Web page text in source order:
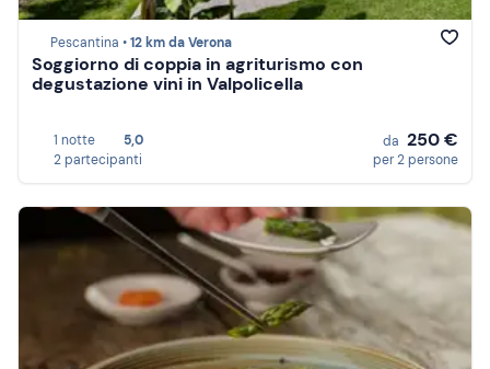
Pescantina •12 km da Verona
Soggiorno di coppia in agriturismo con
degustazione vini in Valpolicella
1 notte
5,0
2 partecipanti
da 250 €
per 2 persone